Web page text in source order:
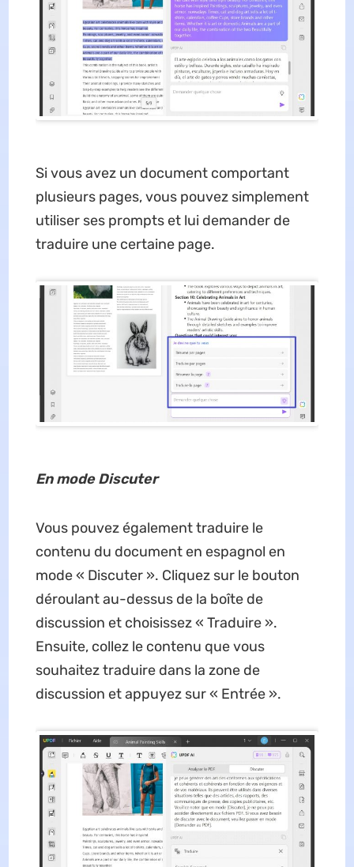
Si vous avez un document comportant
plusieurs pages, vous pouvez simplement
utiliser ses prompts et lui demander de
traduire une certaine page.
En mode Discuter
Vous pouvez également traduire le
contenu du document en espagnol en
mode « Discuter ». Cliquez sur le bouton
déroulant au-dessus de la boîte de
discussion et choisissez « Traduire ».
Ensuite, collez le contenu que vous
souhaitez traduire dans la zone de
discussion et appuyez sur « Entrée ».